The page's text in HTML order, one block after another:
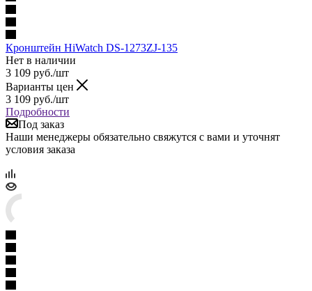
Кронштейн HiWatch DS-1273ZJ-135
Нет в наличии
3 109 руб./шт
Варианты цен
3 109 руб./шт
Подробности
Под заказ
Наши менеджеры обязательно свяжутся с вами и уточнят
условия заказа